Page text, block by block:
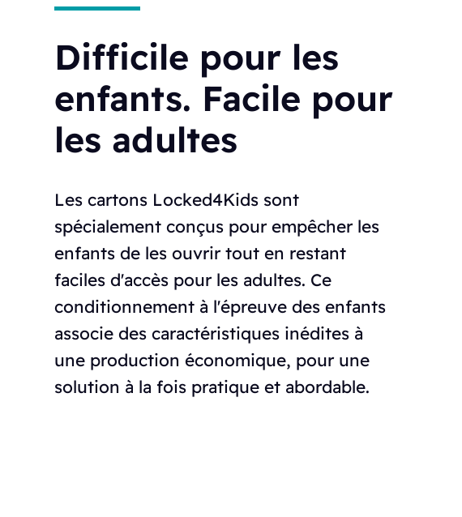
Difficile pour les
enfants. Facile pour
les adultes
Les cartons Locked4Kids sont
spécialement conçus pour empêcher les
enfants de les ouvrir tout en restant
faciles d'accès pour les adultes. Ce
conditionnement à l'épreuve des enfants
associe des caractéristiques inédites à
une production économique, pour une
solution à la fois pratique et abordable.